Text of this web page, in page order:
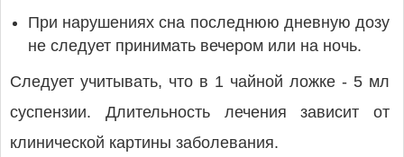
При нарушениях сна последнюю дневную дозу
не следует принимать вечером или на ночь.
Следует учитывать, что в 1 чайной ложке - 5 мл
суспензии. Длительность лечения зависит от
клинической картины заболевания.